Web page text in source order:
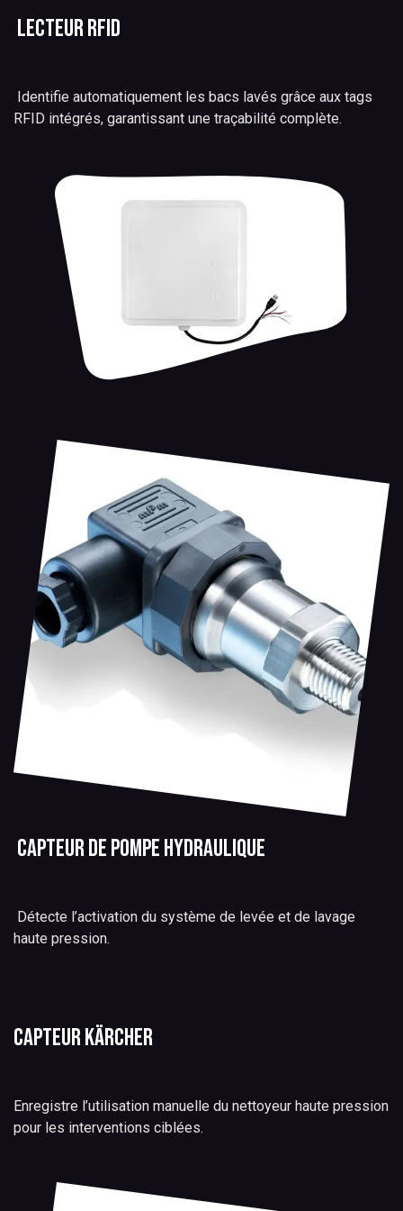
Lecteur RFID
Identifie automatiquement les bacs lavés grâce aux tags
RFID intégrés, garantissant une traçabilité complète.
Capteur de pompe hydraulique
Détecte l’activation du système de levée et de lavage
haute pression.
Capteur Kärcher
Enregistre l’utilisation manuelle du nettoyeur haute pression
pour les interventions ciblées.